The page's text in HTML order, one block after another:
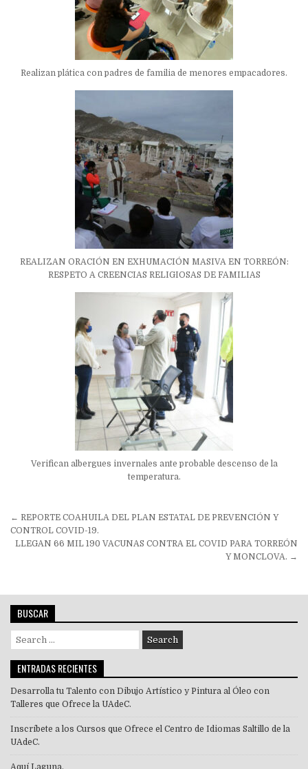
Realizan plática con padres de familia de menores empacadores.
REALIZAN ORACIÓN EN EXHUMACIÓN MASIVA EN TORREÓN:
RESPETO A CREENCIAS RELIGIOSAS DE FAMILIAS
Verifican albergues invernales ante probable descenso de la
temperatura.
Navegación
de
entradas
← REPORTE COAHUILA DEL PLAN ESTATAL DE PREVENCIÓN Y
CONTROL COVID-19.
LLEGAN 66 MIL 190 VACUNAS CONTRA EL COVID PARA TORREÓN
Y MONCLOVA. →
BUSCAR
Search
for:
ENTRADAS RECIENTES
Desarrolla tu Talento con Dibujo Artístico y Pintura al Óleo con
Talleres que Ofrece la UAdeC.
Inscríbete a los Cursos que Ofrece el Centro de Idiomas Saltillo de la
UAdeC.
Aquí Laguna.